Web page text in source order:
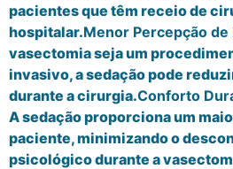
pacientes que têm receio de
hospitalar.Menor Percepção de
vasectomia seja um
invasivo, a sedação pode
durante a cirurgia.Conforto
A sedação proporciona um
paciente, minimizando o
psicológico durante a